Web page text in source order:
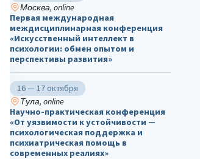
Москва, online
Первая международная
междисциплинарная конференция
«Искусственный интеллект в
психологии: обмен опытом и
перспективы развития»
16 — 17 октября
Тула, online
Научно-практическая конференция
«От уязвимости к устойчивости —
психологическая поддержка и
психиатрическая помощь в
современных реалиях»